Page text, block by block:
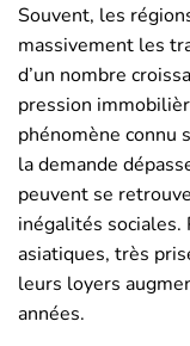
Souvent, les
massivement les
d’un nombre
pression
phénomène connu
la demande
peuvent se
inégalités sociales.
asiatiques, très
leurs loyers
années.